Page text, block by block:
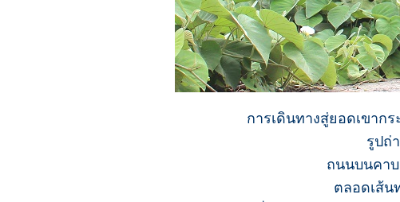
การเดินทางสู่ยอดเขาก
รูปถ่
ถนนบนคา
ตลอดเส้น